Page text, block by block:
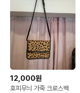
12,000원
호피무늬 가죽 크로스백